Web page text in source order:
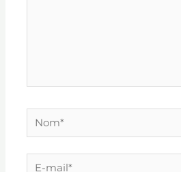
Nom*
E-